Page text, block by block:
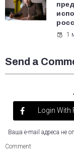
1
Send a
Login With
Ваша e-mail адреса не
Comment